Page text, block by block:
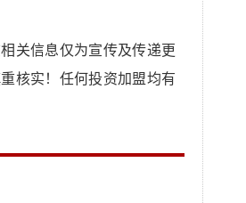
关信息仅为宣传及传递更
核实！任何投资加盟均有